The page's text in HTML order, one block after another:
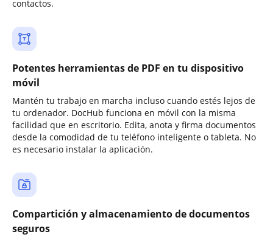
contactos.
Potentes herramientas de PDF en tu dispositivo
móvil
Mantén tu trabajo en marcha incluso cuando estés lejos de
tu ordenador. DocHub funciona en móvil con la misma
facilidad que en escritorio. Edita, anota y firma documentos
desde la comodidad de tu teléfono inteligente o tableta. No
es necesario instalar la aplicación.
Compartición y almacenamiento de documentos
seguros